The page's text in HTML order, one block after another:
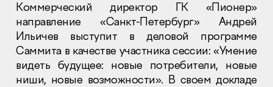
Раскрытие информации
Правовая информация
Сообщить о коррупции
Коммерческий директор ГК «Пионер»
направление «Санкт-Петербург» Андрей
Ильичев выступит в деловой программе
Саммита в качестве участника сессии: «Умение
видеть будущее: новые потребители, новые
ниши, новые возможности». В своем докладе